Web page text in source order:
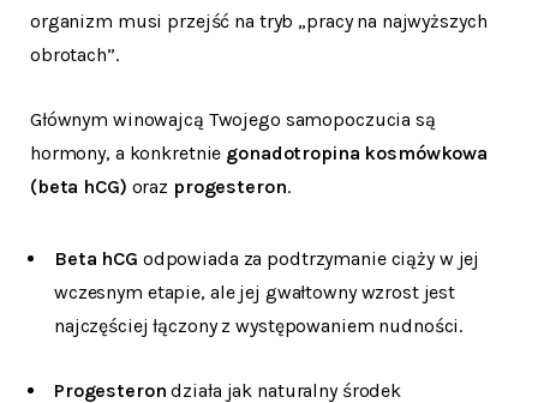
organizm musi przejść na tryb „pracy na najwyższych
obrotach”.
Głównym winowajcą Twojego samopoczucia są
hormony, a konkretnie gonadotropina kosmówkowa
(beta hCG) oraz progesteron.
Beta hCG odpowiada za podtrzymanie ciąży w jej
wczesnym etapie, ale jej gwałtowny wzrost jest
najczęściej łączony z występowaniem nudności.
Progesteron działa jak naturalny środek